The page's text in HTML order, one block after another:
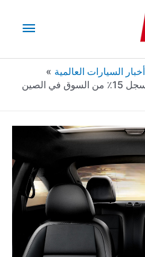
أخبار السيارات العالمية
مبيعات السيارات الكهربائية تسجل 15٪ من السوق في الصين